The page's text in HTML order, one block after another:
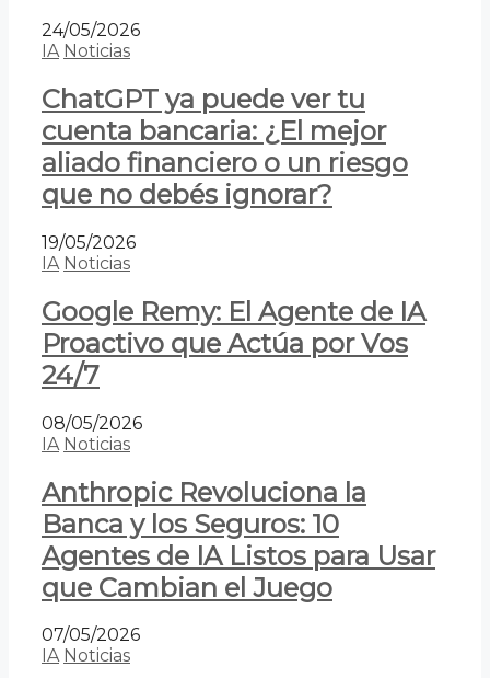
24/05/2026
IA Noticias
ChatGPT ya puede ver tu
cuenta bancaria: ¿El mejor
aliado financiero o un riesgo
que no debés ignorar?
19/05/2026
IA Noticias
Google Remy: El Agente de IA
Proactivo que Actúa por Vos
24/7
08/05/2026
IA Noticias
Anthropic Revoluciona la
Banca y los Seguros: 10
Agentes de IA Listos para Usar
que Cambian el Juego
07/05/2026
IA Noticias